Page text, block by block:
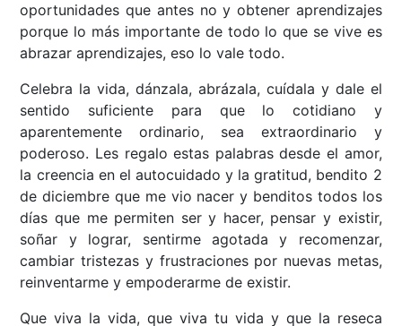
oportunidades que antes no y obtener aprendizajes
porque lo más importante de todo lo que se vive es
abrazar aprendizajes, eso lo vale todo.
Celebra la vida, dánzala, abrázala, cuídala y dale el
sentido suficiente para que lo cotidiano y
aparentemente ordinario, sea extraordinario y
poderoso. Les regalo estas palabras desde el amor,
la creencia en el autocuidado y la gratitud, bendito 2
de diciembre que me vio nacer y benditos todos los
días que me permiten ser y hacer, pensar y existir,
soñar y lograr, sentirme agotada y recomenzar,
cambiar tristezas y frustraciones por nuevas metas,
reinventarme y empoderarme de existir.
Que viva la vida, que viva tu vida y que la reseca